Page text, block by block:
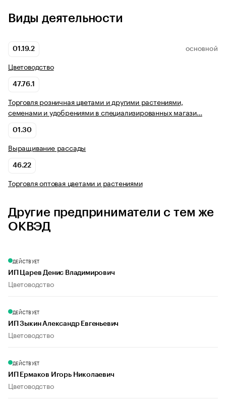
Виды деятельности
01.19.2 ОСНОВНОЙ
Цветоводство
47.76.1
Торговля розничная цветами и другими растениями,
семенами и удобрениями в специализированных магази…
01.30
Выращивание рассады
46.22
Торговля оптовая цветами и растениями
Другие предприниматели с тем же
ОКВЭД
ДЕЙСТВУЕТ
ИП Царев Денис Владимирович
Цветоводство
ДЕЙСТВУЕТ
ИП Зыкин Александр Евгеньевич
Цветоводство
ДЕЙСТВУЕТ
ИП Ермаков Игорь Николаевич
Цветоводство